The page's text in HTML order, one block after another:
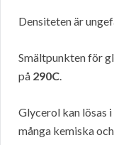
Densiteten är
Smältpunkten för
på 290C.
Glycerol kan lösas
många kemiska